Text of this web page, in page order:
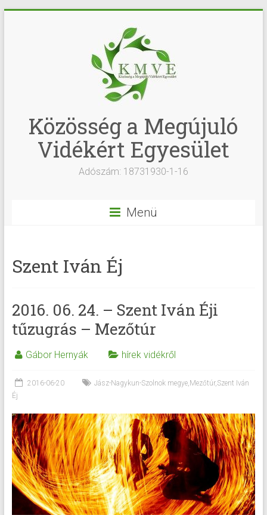
Közösség a Megújuló
Vidékért Egyesület
Adószám: 18731930-1-16
Menü
Szent Iván Éj
2016. 06. 24. – Szent Iván Éji
tűzugrás – Mezőtúr
Gábor Hernyák hírek vidékről
2016-06-20 Jász-Nagykun-Szolnok megye, Mezőtúr,Szent Iván
Éj